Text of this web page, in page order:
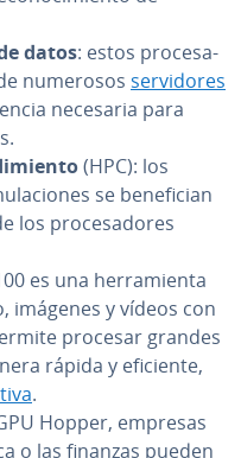
datos: estos pro­ce­sa­
numerosos se­r­vi­do­res
necesaria para
(HPC): los
se be­ne­fi­cian
los pro­ce­sa­do­res
es una he­rra­mie­n­ta
imágenes y vídeos con
procesar grandes
rápida y eficiente,
.
Hopper, empresas
o las finanzas pueden